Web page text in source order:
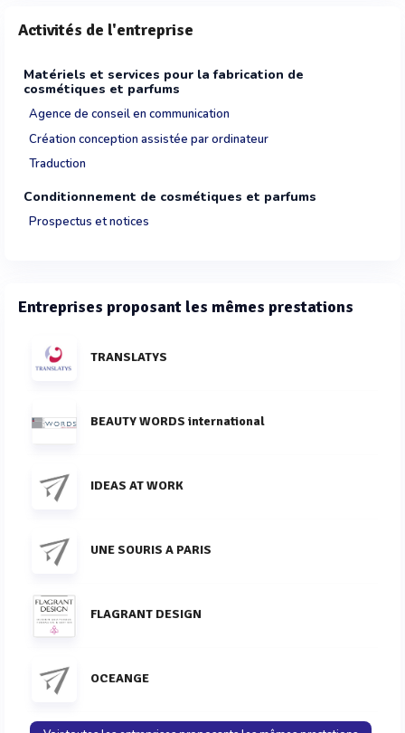
Activités de l'entreprise
Matériels et services pour la fabrication de
cosmétiques et parfums
Agence de conseil en communication
Création conception assistée par ordinateur
Traduction
Conditionnement de cosmétiques et parfums
Prospectus et notices
Entreprises proposant les mêmes prestations
TRANSLATYS
BEAUTY WORDS international
IDEAS AT WORK
UNE SOURIS A PARIS
FLAGRANT DESIGN
OCEANGE